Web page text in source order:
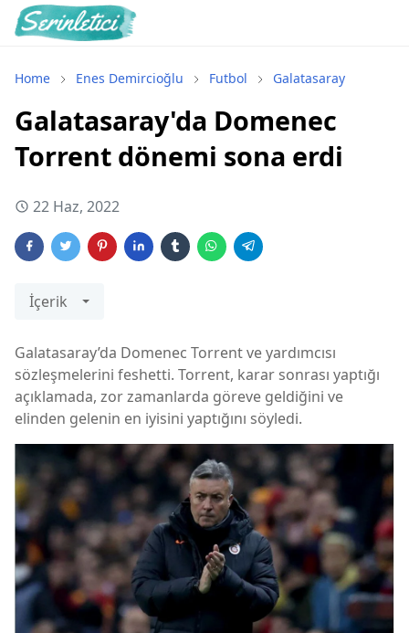
Home Enes Demircioğlu Futbol Galatasaray
Galatasaray'da Domenec
Torrent dönemi sona erdi
22 Haz, 2022
İçerik
Galatasaray’da Domenec Torrent ve yardımcısı
sözleşmelerini feshetti. Torrent, karar sonrası yaptığı
açıklamada, zor zamanlarda göreve geldiğini ve
elinden gelenin en iyisini yaptığını söyledi.